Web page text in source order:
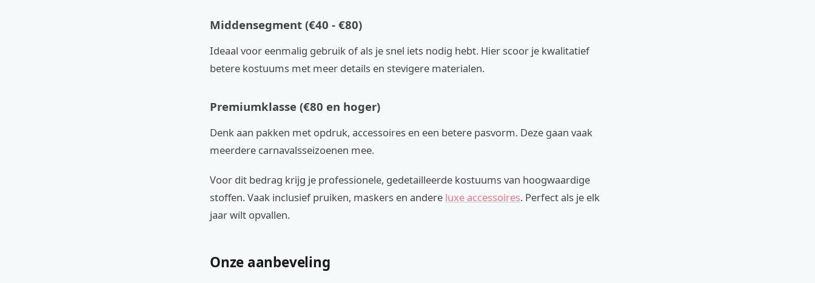
Middensegment (€40 - €80)
Ideaal voor eenmalig gebruik of als je snel iets nodig hebt. Hier scoor je kwalitatief
betere kostuums met meer details en stevigere materialen.
Premiumklasse (€80 en hoger)
Denk aan pakken met opdruk, accessoires en een betere pasvorm. Deze gaan vaak
meerdere carnavalsseizoenen mee.
Voor dit bedrag krijg je professionele, gedetailleerde kostuums van hoogwaardige
stoffen. Vaak inclusief pruiken, maskers en andere luxe accessoires. Perfect als je elk
jaar wilt opvallen.
Onze aanbeveling